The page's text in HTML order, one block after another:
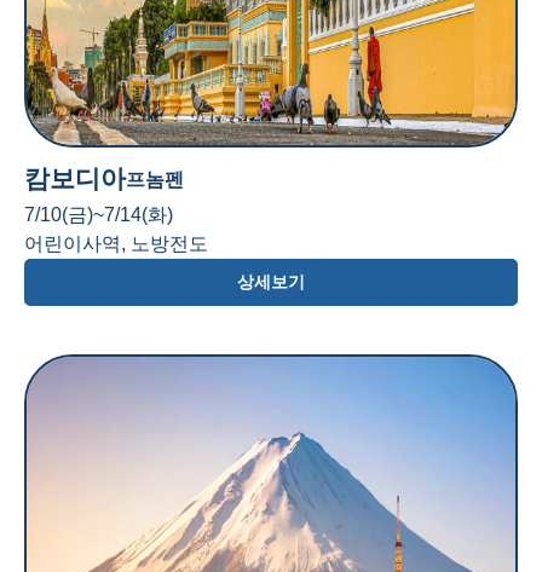
캄보디아프놈펜
7/10(금)~7/14(화)
어린이사역, 노방전도
상세보기